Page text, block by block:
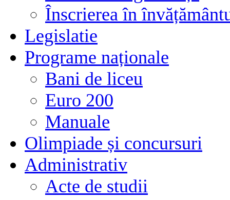
Înscrierea în
Legislatie
Programe naționale
Bani de liceu
Euro 200
Manuale
Olimpiade și concursuri
Administrativ
Acte de studii